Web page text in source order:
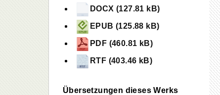
DOCX (127.81 kB)
EPUB (125.88 kB)
PDF (460.81 kB)
RTF (403.46 kB)
Übersetzungen dieses Werks